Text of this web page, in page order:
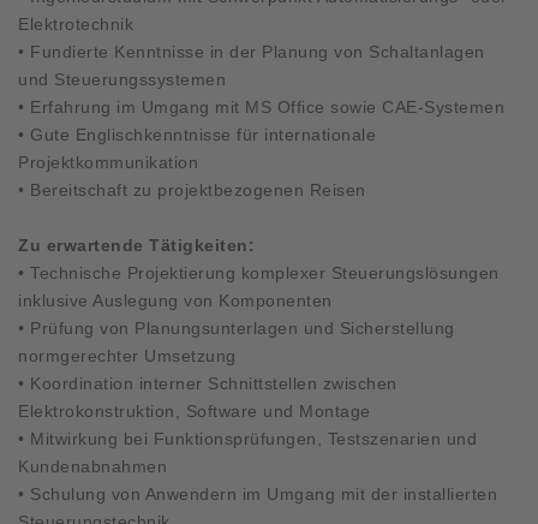
Elektrotechnik
• Fundierte Kenntnisse in der Planung von Schaltanlagen
und Steuerungssystemen
• Erfahrung im Umgang mit MS Office sowie CAE-Systemen
• Gute Englischkenntnisse für internationale
Projektkommunikation
• Bereitschaft zu projektbezogenen Reisen
Zu erwartende Tätigkeiten:
• Technische Projektierung komplexer Steuerungslösungen
inklusive Auslegung von Komponenten
• Prüfung von Planungsunterlagen und Sicherstellung
normgerechter Umsetzung
• Koordination interner Schnittstellen zwischen
Elektrokonstruktion, Software und Montage
• Mitwirkung bei Funktionsprüfungen, Testszenarien und
Kundenabnahmen
• Schulung von Anwendern im Umgang mit der installierten